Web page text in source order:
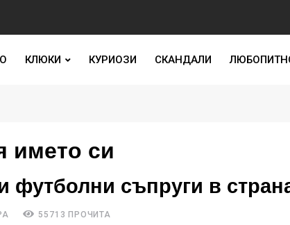
КЛЮКИ КУРИОЗИ СКАНДАЛИ
името си
футболни съпруги в
55713 ПРОЧИТА